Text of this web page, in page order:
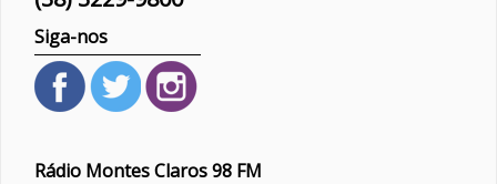
Siga-nos
Rádio Montes Claros 98 FM